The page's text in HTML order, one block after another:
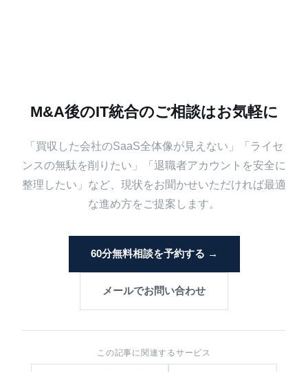
M&A後のIT統合のご相談はお気軽に
「買収した会社のSaaS全体像が見えない」「ライセ
ンスの無駄を削りたい」「退職者アカウントを安全に
整理したい」など、現状をお聞かせいただければ最適
な進め方をご提案します。
60分無料相談を予約する →
メールでお問い合わせ
この記事に関連するサービス